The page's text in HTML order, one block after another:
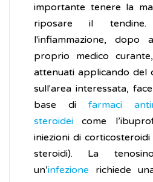
importante tenere la
riposare il
l'infiammazione, dopo
proprio medico
attenuati applicando del
sull'area interessata,
base di farmaci
steroideicome
iniezioni di
steroidi). La
un’infezione richiede